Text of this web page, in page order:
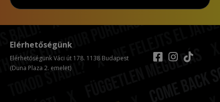
Elérhetőségünk
Elérhetőségünk Váci út 178. 1138 Budapest
(Duna Plaza 2. emelet)